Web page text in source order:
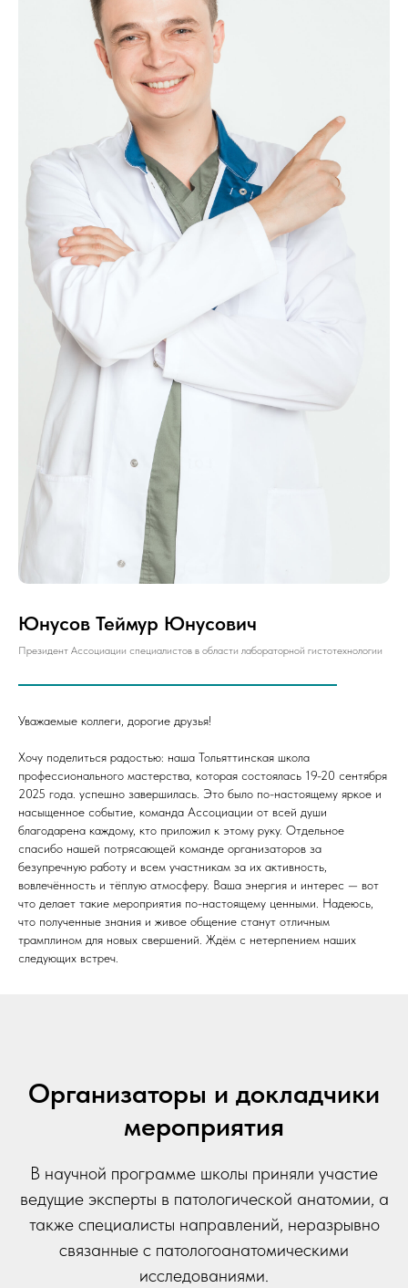
Юнусов Теймур Юнусович
Президент Ассоциации специалистов в области лабораторной гистотехнологии
Уважаемые коллеги, дорогие друзья!
Хочу поделиться радостью: наша Тольяттинская школа
профессионального мастерства, которая состоялась 19-20 сентября
2025 года. успешно завершилась. Это было по-настоящему яркое и
насыщенное событие, команда Ассоциации от всей души
благодарена каждому, кто приложил к этому руку. Отдельное
спасибо нашей потрясающей команде организаторов за
безупречную работу и всем участникам за их активность,
вовлечённость и тёплую атмосферу. Ваша энергия и интерес — вот
что делает такие мероприятия по-настоящему ценными. Надеюсь,
что полученные знания и живое общение станут отличным
трамплином для новых свершений. Ждём с нетерпением наших
следующих встреч.
Организаторы и докладчики
мероприятия
В научной программе школы приняли участие
ведущие эксперты в патологической анатомии, а
также специалисты направлений, неразрывно
связанные с патологоанатомическими
исследованиями.